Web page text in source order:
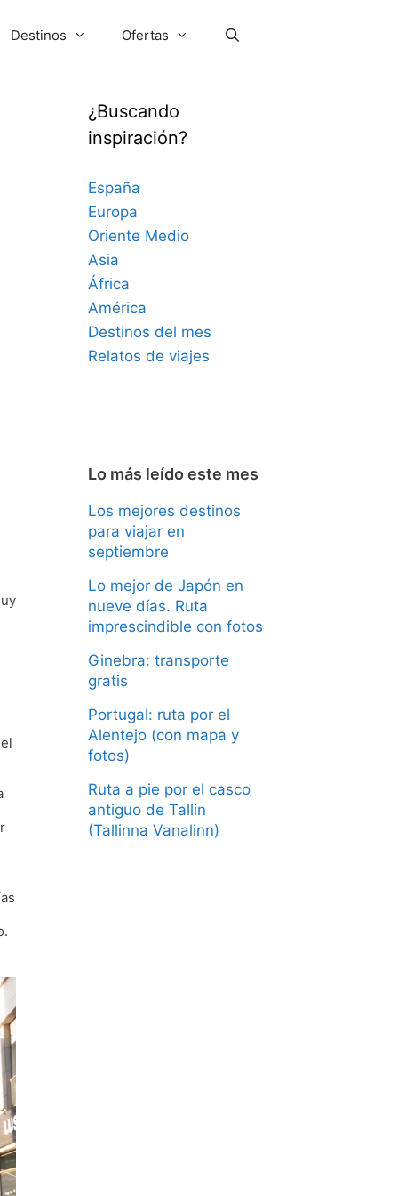
Destinos Ofertas
¿Buscando
inspiración?
España
Europa
Oriente Medio
Asia
África
América
Destinos del mes
Relatos de viajes
Lo más leído este mes
Los mejores destinos
para viajar en
septiembre
Lo mejor de Japón en
nueve días. Ruta
imprescindible con fotos
Ginebra: transporte
gratis
Portugal: ruta por el
Alentejo (con mapa y
fotos)
Ruta a pie por el casco
antiguo de Tallin
(Tallinna Vanalinn)